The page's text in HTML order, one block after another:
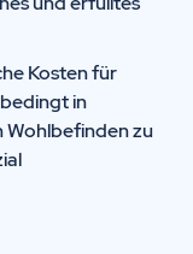
Kosten für
in
Wohlbefinden zu